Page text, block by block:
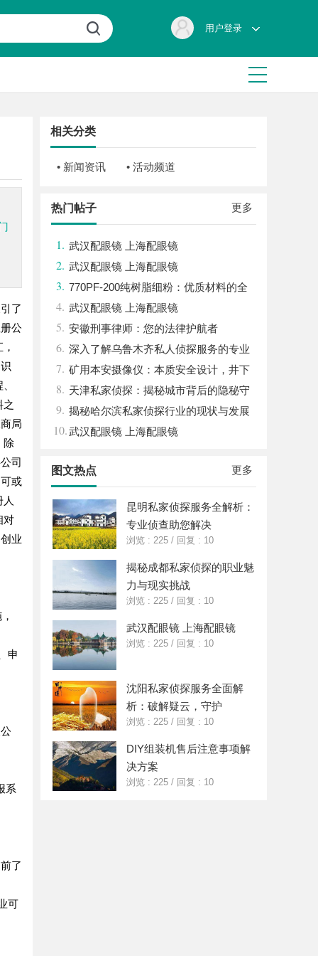
用户登录
了
公
之
局
除
司
或
对
业
申
系
了
可
相关分类
• 新闻资讯 • 活动频道
更多
热门帖子
1. 武汉配眼镜 上海配眼镜
2. 武汉配眼镜 上海配眼镜
3. 770PF-200纯树脂细粉：优质材料的全
貌与应用
4. 武汉配眼镜 上海配眼镜
5. 安徽刑事律师：您的法律护航者
6. 深入了解乌鲁木齐私人侦探服务的专业
性与应用领域
7. 矿用本安摄像仪：本质安全设计，井下
高危区域放心用
8. 天津私家侦探：揭秘城市背后的隐秘守
护者
9. 揭秘哈尔滨私家侦探行业的现状与发展
趋势
10.武汉配眼镜 上海配眼镜
更多
图文热点
昆明私家侦探服务全解析：
专业侦查助您解决
浏览 : 225 / 回复 : 10
揭秘成都私家侦探的职业魅
力与现实挑战
浏览 : 225 / 回复 : 10
武汉配眼镜 上海配眼镜
浏览 : 225 / 回复 : 10
沈阳私家侦探服务全面解
析：破解疑云，守护
浏览 : 225 / 回复 : 10
DIY组装机售后注意事项解
决方案
浏览 : 225 / 回复 : 10